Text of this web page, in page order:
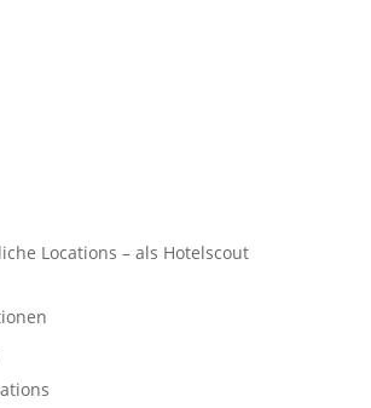
Locations – als Hotelscout